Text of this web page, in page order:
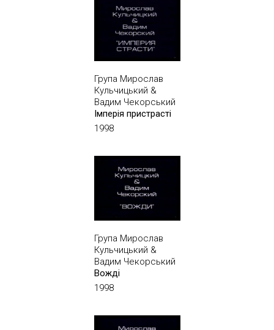
Група Мирослав
Кульчицький &
Вадим Чекорський
Імперія пристрасті
1998
Група Мирослав
Кульчицький &
Вадим Чекорський
Вожді
1998